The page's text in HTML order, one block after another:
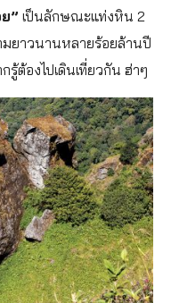
” เป็นลักษณะแท่งหิน 2
ยาวนานหลายร้อยล้านปี
รู้ต้องไปเดินเที่ยวกัน ฮ่าๆ